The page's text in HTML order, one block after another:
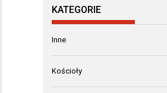
KATEGORIE
Inne
Kościoły